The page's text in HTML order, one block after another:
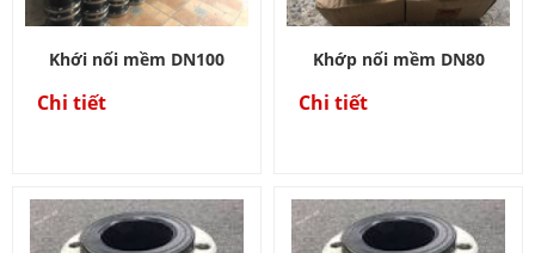
Khới nối mềm DN100
Chi tiết
Khớp nối mềm DN80
Chi tiết